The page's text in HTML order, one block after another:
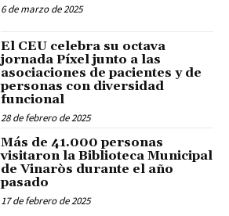
6 de marzo de 2025
El CEU celebra su octava
jornada Píxel junto a las
asociaciones de pacientes y de
personas con diversidad
funcional
28 de febrero de 2025
Más de 41.000 personas
visitaron la Biblioteca Municipal
de Vinaròs durante el año
pasado
17 de febrero de 2025